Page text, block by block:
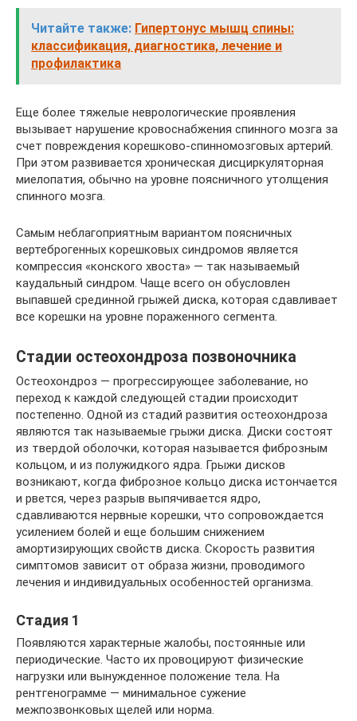
Читайте также: Гипертонус мышц спины:
классификация, диагностика, лечение и
профилактика
Еще более тяжелые неврологические проявления
вызывает нарушение кровоснабжения спинного мозга за
счет повреждения корешково-спинномозговых артерий.
При этом развивается хроническая дисциркуляторная
миелопатия, обычно на уровне поясничного утолщения
спинного мозга.
Самым неблагоприятным вариантом поясничных
вертеброгенных корешковых синдромов является
компрессия «конского хвоста» — так называемый
каудальный синдром. Чаще всего он обусловлен
выпавшей срединной грыжей диска, которая сдавливает
все корешки на уровне пораженного сегмента.
Стадии остеохондроза позвоночника
Остеохондроз — прогрессирующее заболевание, но
переход к каждой следующей стадии происходит
постепенно. Одной из стадий развития остеохондроза
являются так называемые грыжи диска. Диски состоят
из твердой оболочки, которая называется фиброзным
кольцом, и из полужидкого ядра. Грыжи дисков
возникают, когда фиброзное кольцо диска истончается
и рвется, через разрыв выпячивается ядро,
сдавливаются нервные корешки, что сопровождается
усилением болей и еще большим снижением
амортизирующих свойств диска. Скорость развития
симптомов зависит от образа жизни, проводимого
лечения и индивидуальных особенностей организма.
Стадия 1
Появляются характерные жалобы, постоянные или
периодические. Часто их провоцируют физические
нагрузки или вынужденное положение тела. На
рентгенограмме — минимальное сужение
межпозвонковых щелей или норма.